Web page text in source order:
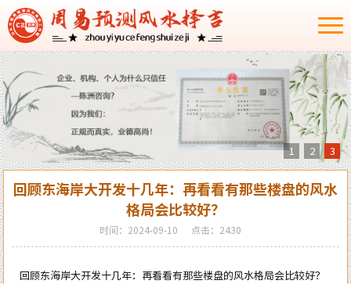
1 2 3
回顾东海岸大开发十几年：再看看有那些楼盘的风水
格局会比较好？
时间：2024-09-10 点击：2430
回顾东海岸大开发十几年：再看看有那些楼盘的风水格局会比较好？